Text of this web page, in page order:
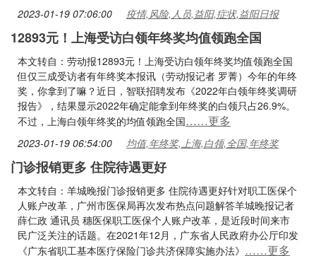
2023-01-19 07:06:00 疫情,风险,人员,益阳,症状,益阳日报
12893元！上海受访白领年终奖均值领跑全国
本文转自：劳动报12893元！上海受访白领年终奖均值领跑全国
但仅三成受访者有年终奖本报讯（劳动报记者 罗菁）今年的年终
奖，你拿到了嘛？近日，智联招聘发布《2022年白领年终奖调研
报告》，结果显示2022年确定能拿到年终奖的白领只占26.9%。
不过，上海白领年终奖的均值领跑全国……更多
2023-01-19 06:54:00 均值,年终奖,上海,白领,全国,年终奖
门诊报销更多 住院待遇更好
本文转自：羊城晚报门诊报销更多 住院待遇更好针对职工医保个
人账户改革，广州市医保局再次发布热点问题解答羊城晚报记者
薛仁政 通讯员 穗医保职工医保个人账户改革，是近段时间来市
民广泛关注的话题。在2021年12月，广东省人民政府办公厅印发
《广东省职工基本医疗保险门诊共济保障实施办法》 ……更多